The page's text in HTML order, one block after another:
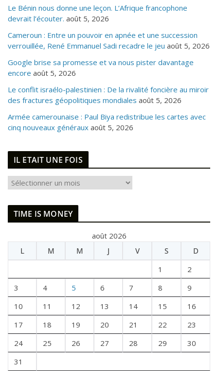
Le Bénin nous donne une leçon. L’Afrique francophone
devrait l’écouter. août 5, 2026
Cameroun : Entre un pouvoir en apnée et une succession
verrouillée, René Emmanuel Sadi recadre le jeu août 5, 2026
Google brise sa promesse et va nous pister davantage
encore août 5, 2026
Le conflit israélo-palestinien : De la rivalité foncière au miroir
des fractures géopolitiques mondiales août 5, 2026
Armée camerounaise : Paul Biya redistribue les cartes avec
cinq nouveaux généraux août 5, 2026
IL ETAIT UNE FOIS
E
I
U
F
S
TIME IS MONEY
août 2026
L
M M J V S
D
1
2
3
4 5 6 7 8
9
10
11 12 13 14 15
16
17
18 19 20 21 22
23
24
25 26 27 28 29
30
31